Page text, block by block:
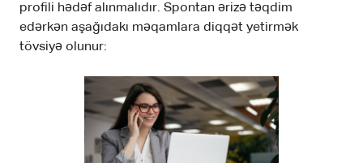
profili hədəf alınmalıdır. Spontan ərizə təqdim
edərkən aşağıdakı məqamlara diqqət yetirmək
tövsiyə olunur: